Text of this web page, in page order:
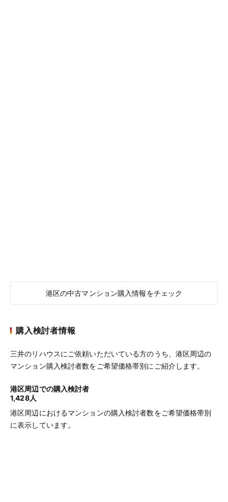
港区の中古マンション購入情報をチェック
購入検討者情報
三井のリハウスにご依頼いただいている方のうち、港区周辺の
マンション購入検討者数をご希望価格帯別にご紹介します。
港区周辺での購入検討者
1,428人
港区周辺におけるマンションの購入検討者数をご希望価格帯別
に表示しています。